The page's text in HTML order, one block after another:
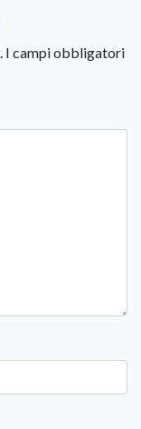
I campi obbligatori